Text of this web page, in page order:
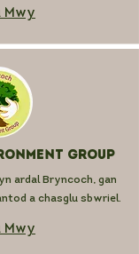
Mwy
Group
ardal Bryncoch, gan
a chasglu sbwriel.
Mwy